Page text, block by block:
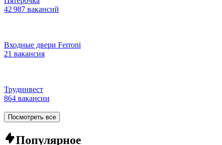
42 987 вакансий
Входные двери Ferroni
21 вакансия
Трудинвест
864 вакансии
Посмотреть все
Популярное